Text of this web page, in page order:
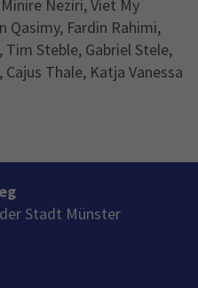
Neziri, Viet My
Qasimy, Fardin Rahimi,
Tim Steble, Gabriel Stele,
Thale, Katja Vanessa
Stadt Münster